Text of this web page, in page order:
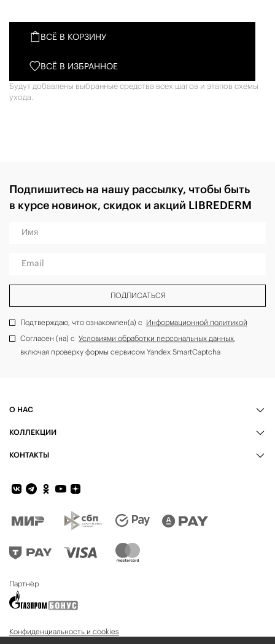
ВСЁ В КОРЗИНУ
ВСЁ В ИЗБРАННОЕ
Будут добавлены выбранные средства всех шагов и этапов схемы
ухода.
Подпишитесь на нашу рассылку, чтобы быть
в курсе новинок, скидок и акций LIBREDERM
Имя
Email
ПОДПИСАТЬСЯ
Подтверждаю, что ознакомлен(а) с Информационной политикой
Согласен (на) с Условиями обработки персональных данных,
включая проверку формы сервисом Yandex SmartCaptcha
О НАС
КОЛЛЕКЦИИ
КОНТАКТЫ
Партнёр
Конфиденциальность и cookies